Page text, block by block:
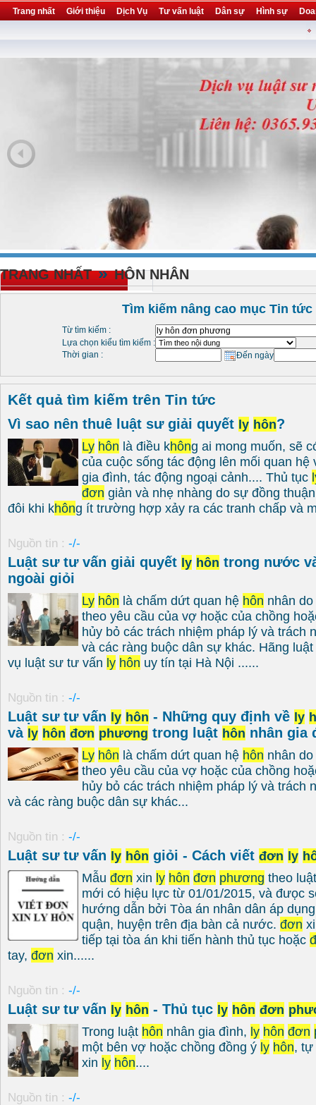
Trang nhất Giới thiệu Dịch Vụ Tư vấn luật Dân sự Hình sự
TRANG NHẤT » HÔN NHÂN
Tìm kiếm nâng cao mục Tin tức
Từ tìm kiếm :
Lựa chọn kiểu tìm kiếm :
Thời gian :
Đến ngày
Kết quả tìm kiếm trên Tin tức
Vì sao nên thuê luật sư giải quyết ly hôn?
Ly hôn là điều không ai mong muốn, sẽ
của cuộc sống tác động lên mối quan hệ
gia đình, tác động ngoại cảnh.... Thủ tục
đơn giản và nhẹ nhàng do sự đồng
đôi khi không ít trường hợp xảy ra các tranh chấp và
Nguồn tin : -/-
Luật sư tư vấn giải quyết ly hôn trong nước
ngoài giỏi
Ly hôn là chấm dứt quan hệ hôn nhân
theo yêu cầu của vợ hoặc của chồng
hủy bỏ các trách nhiệm pháp lý và trách
và các ràng buộc dân sự khác. Hãng
vụ luật sư tư vấn ly hôn uy tín tại Hà Nội ......
Nguồn tin : -/-
Luật sư tư vấn ly hôn - Những quy định về ly
và ly hôn đơn phương trong luật hôn nhân gia
Ly hôn là chấm dứt quan hệ hôn nhân
theo yêu cầu của vợ hoặc của chồng
hủy bỏ các trách nhiệm pháp lý và trách
và các ràng buộc dân sự khác...
Nguồn tin : -/-
Luật sư tư vấn ly hôn giỏi - Cách viết đơn ly
Mẫu đơn xin ly hôn đơn phương theo
mới có hiệu lực từ 01/01/2015, và đưọc
hướng dẫn bởi Tòa án nhân dân áp
quận, huyện trên địa bàn cả nước. đơn
tiếp tại tòa án khi tiến hành thủ tục hoặc
tay, đơn xin......
Nguồn tin : -/-
Luật sư tư vấn ly hôn - Thủ tục ly hôn đơn
Trong luật hôn nhân gia đình, ly hôn đơn
một bên vợ hoặc chồng đồng ý ly hôn, tự
xin ly hôn....
Nguồn tin : -/-